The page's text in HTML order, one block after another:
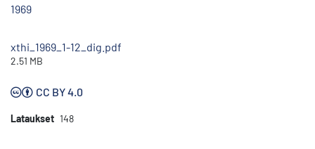
1969
xthi_1969_1-12_dig.pdf
2.51 MB
CC BY 4.0
Lataukset 148